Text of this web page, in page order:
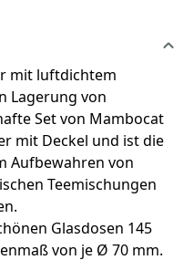
mit luftdichtem
Lagerung von
Set von Mambocat
mit Deckel und ist die
Aufbewahren von
Teemischungen
Glasdosen 145
von je Ø 70 mm.